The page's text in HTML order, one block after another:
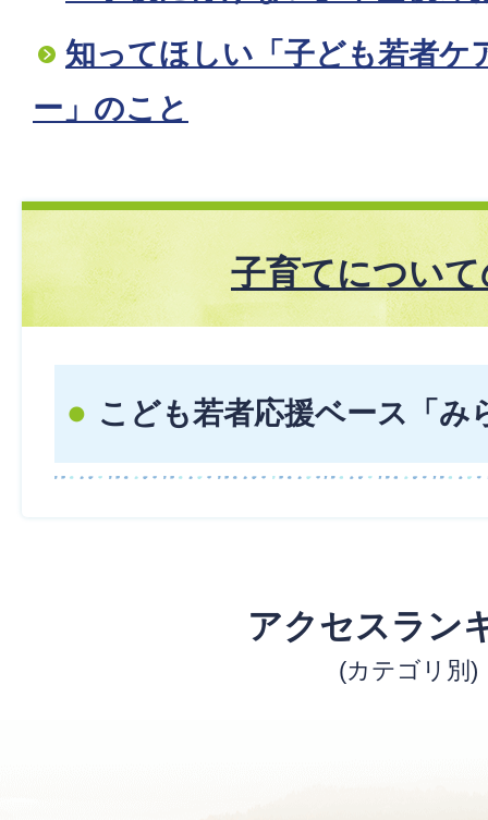
知ってほしい「子ども若者ケ
ー」のこと
子育てについ
こども若者応援ベース「み
アクセスラン
(カテゴリ別)